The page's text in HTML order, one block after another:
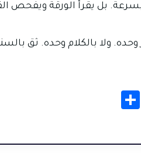
بل يقرأ الورقة ويفحص
وحده. ولا بالكلام وحده. ثق
G